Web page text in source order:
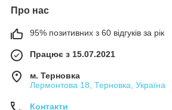
Про нас
95% позитивних з 60 відгуків за рік
Працює з 15.07.2021
м. Терновка
Лермонтова 18, Терновка, Україна
Контакти